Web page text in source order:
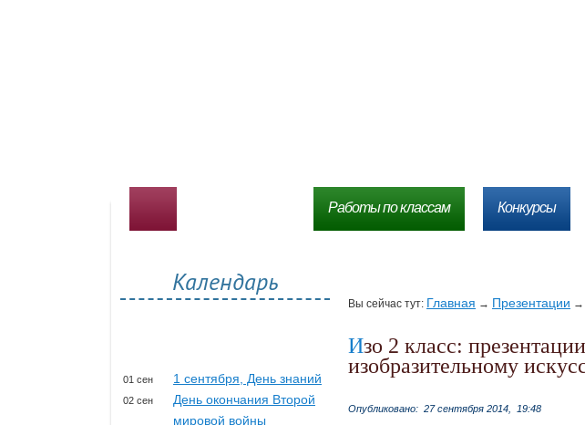
Работы по классам Конкурсы
Вы сейчас тут: Главная → Презентации →
Изо 2 класс: презентации для уроков рисования, по
изобразительному
Опубликовано: 27 сентября 2014, 19:48
Календарь
01 сен 1 сентября, День знаний
02 сен
День окончания Второй
мировой войны